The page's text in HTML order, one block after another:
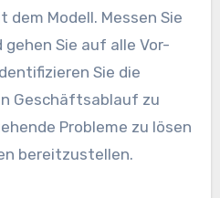
Modell. Messen Sie
Sie auf alle Vor-
Sie die
Geschäftsablauf zu
Probleme zu lösen
bereitzustellen.